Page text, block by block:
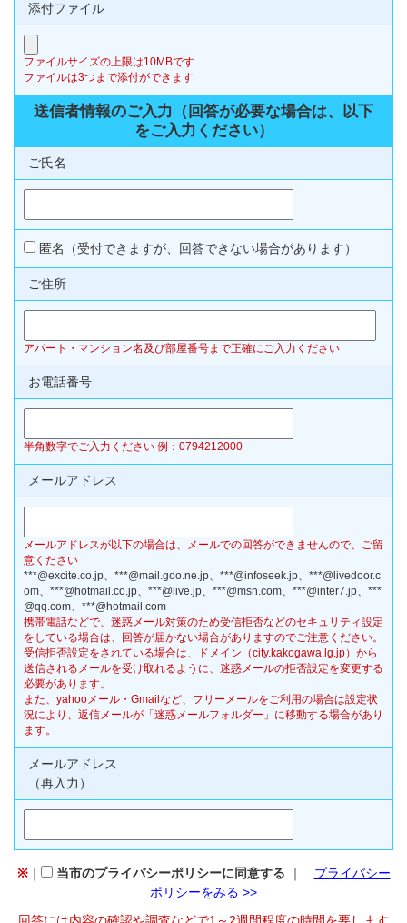
添付ファイル
ファイルサイズの上限は10MBです
ファイルは3つまで添付ができます
送信者情報のご入力（回答が必要な場合は、以下
をご入力ください）
ご氏名
匿名（受付できますが、回答できない場合があります）
ご住所
アパート・マンション名及び部屋番号まで正確にご入力ください
お電話番号
半角数字でご入力ください 例：0794212000
メールアドレス
メールアドレスが以下の場合は、メールでの回答ができませんので、ご留
意ください
***@excite.co.jp、​***@mail.goo.ne.jp、​***@infoseek.jp、​***@livedoor.c
om、​***@hotmail.co.jp、​***@live.jp、​***@msn.com、​***@inter7.jp、​***
@qq.com、​***@hotmail.com
携帯電話などで、迷惑メール対策のため受信拒否などのセキュリティ設定
をしている場合は、回答が届かない場合がありますのでご注意ください。
受信拒否設定をされている場合は、ドメイン（city.kakogawa.lg.jp）から
送信されるメールを受け取れるように、迷惑メールの拒否設定を変更する
必要があります。
また、yahooメール・Gmailなど、フリーメールをご利用の場合は設定状
況により、返信メールが「迷惑メールフォルダー」に移動する場合があり
ます。
メールアドレス
（再入力）
※｜ 当市のプライバシーポリシーに同意する ｜ プライバシー
ポリシーをみる >>